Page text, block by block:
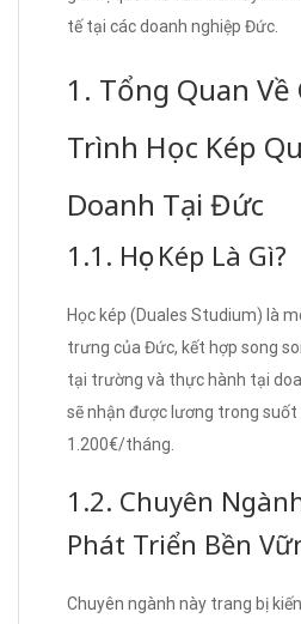
tế tại các doanh nghiệp Đức.
1. Tổng Quan
Trình Học Kép
Doanh Tại Đức
1.1. Học Kép Là Gì?
Học kép (Duales Studium) là
trưng của Đức, kết hợp song
tại trường và thực hành tại
sẽ nhận được lương trong
1.200€/tháng.
1.2. Chuyên
Phát Triển Bền
Chuyên ngành này trang bị